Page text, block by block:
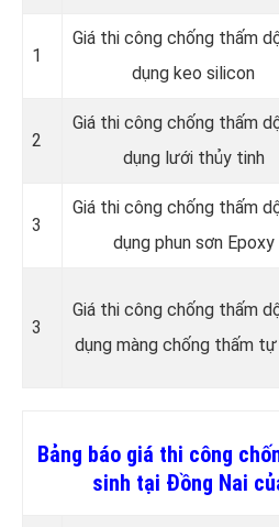
1
Giá thi công chống thấm
dụng keo silicon
2
Giá thi công chống thấm
dụng lưới thủy tinh
3
Giá thi công chống thấm
dụng phun sơn Epoxy
3
Giá thi công chống thấm
dụng màng chống thấm
Bảng báo giá thi công
sinh tại Đồng Nai